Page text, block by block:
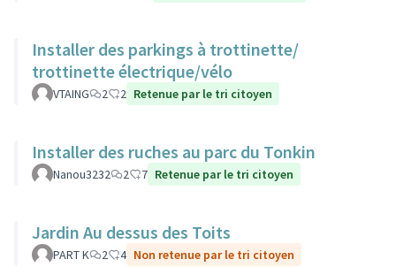
Installer des parkings à trottinette/
trottinette électrique/vélo
VTAING 2 2 Retenue par le tri citoyen
Installer des ruches au parc du Tonkin
Nanou3232 2 7 Retenue par le tri citoyen
Jardin Au dessus des Toits
PART K 2 4 Non retenue par le tri citoyen